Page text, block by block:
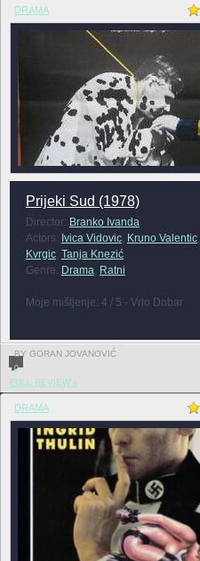
DRAMA
Prijeki Sud (1978)
Director: Branko Ivanda
Actors: Ivica Vidovic, Kruno Valentic,
Kvrgic, Tanja Knezić
Genre: Drama, Ratni
Moje mišljenje: 4 / 5 - Vrlo Dobar
BY GORAN JOVANOVIĆ
0
FULL REVIEW »
DRAMA